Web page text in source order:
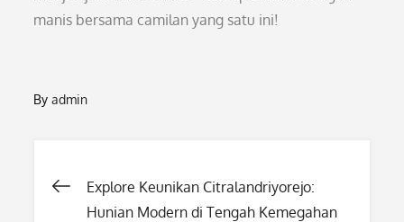
manis bersama camilan yang satu ini!
Byadmin
Post
Explore Keunikan Citralandriyorejo:
Hunian Modern di Tengah Kemegahan